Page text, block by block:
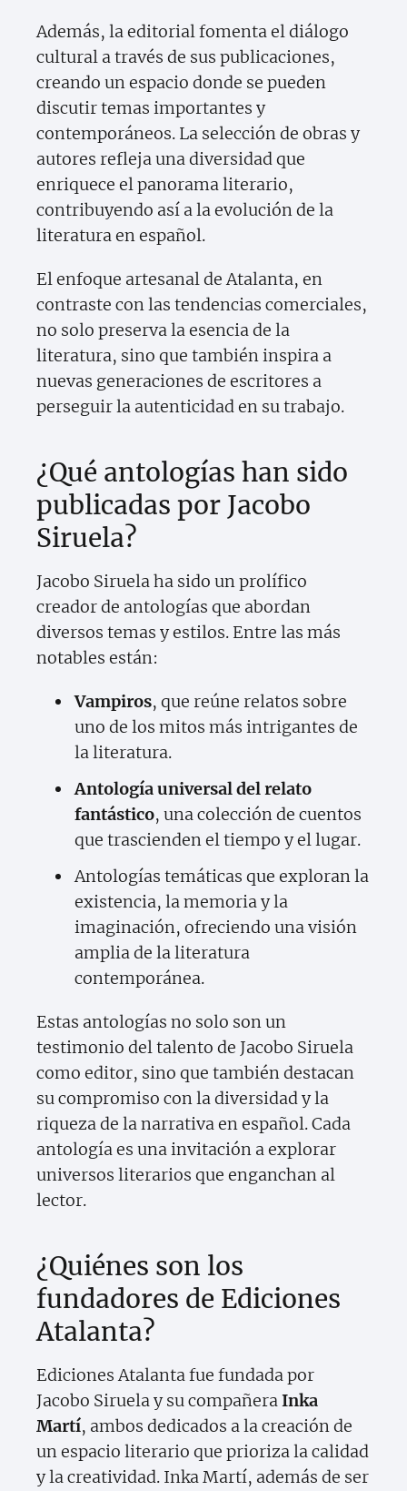
Además, la editorial fomenta el diálogo
cultural a través de sus publicaciones,
creando un espacio donde se pueden
discutir temas importantes y
contemporáneos. La selección de obras y
autores refleja una diversidad que
enriquece el panorama literario,
contribuyendo así a la evolución de la
literatura en español.
El enfoque artesanal de Atalanta, en
contraste con las tendencias comerciales,
no solo preserva la esencia de la
literatura, sino que también inspira a
nuevas generaciones de escritores a
perseguir la autenticidad en su trabajo.
¿Qué antologías han sido
publicadas por Jacobo
Siruela?
Jacobo Siruela ha sido un prolífico
creador de antologías que abordan
diversos temas y estilos. Entre las más
notables están:
Vampiros, que reúne relatos sobre
uno de los mitos más intrigantes de
la literatura.
Antología universal del relato
fantástico, una colección de cuentos
que trascienden el tiempo y el lugar.
Antologías temáticas que exploran la
existencia, la memoria y la
imaginación, ofreciendo una visión
amplia de la literatura
contemporánea.
Estas antologías no solo son un
testimonio del talento de Jacobo Siruela
como editor, sino que también destacan
su compromiso con la diversidad y la
riqueza de la narrativa en español. Cada
antología es una invitación a explorar
universos literarios que enganchan al
lector.
¿Quiénes son los
fundadores de Ediciones
Atalanta?
Ediciones Atalanta fue fundada por
Jacobo Siruela y su compañeraInka
Martí, ambos dedicados a la creación de
un espacio literario que prioriza la calidad
y la creatividad. Inka Martí, además de ser